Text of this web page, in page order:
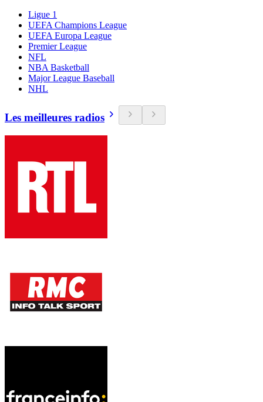
Ligue 1
UEFA Champions League
UEFA Europa League
Premier League
NFL
NBA Basketball
Major League Baseball
NHL
Les meilleures radios